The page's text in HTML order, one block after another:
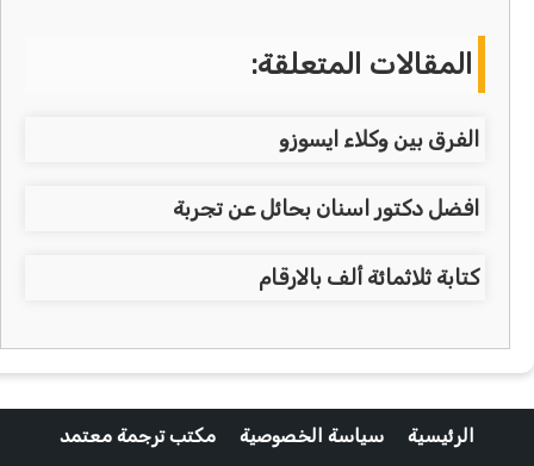
المقالات المتعلقة:
الفرق بين وكلاء ايسوزو
افضل دكتور اسنان بحائل عن تجربة
كتابة ثلاثمائة ألف بالارقام
الرئيسية سياسة الخصوصية مكتب ترجمة معتمد